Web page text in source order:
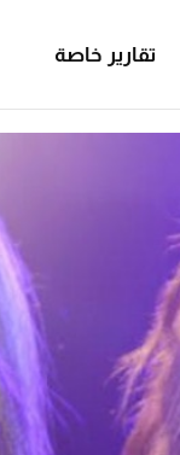
تقارير خاصة